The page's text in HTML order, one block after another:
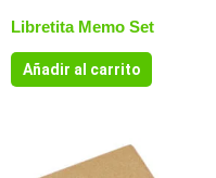
Libretita Memo Set
Añadir al carrito